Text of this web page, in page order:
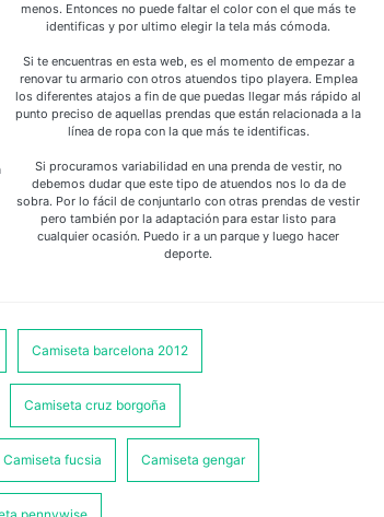
menos. Entonces no puede faltar el color con el que más te
identificas y por ultimo elegir la tela más cómoda.
Si te encuentras en esta web, es el momento de empezar a
renovar tu armario con otros atuendos tipo playera. Emplea
los diferentes atajos a fin de que puedas llegar más rápido al
punto preciso de aquellas prendas que están relacionada a la
línea de ropa con la que más te identificas.
Si procuramos variabilidad en una prenda de vestir, no
debemos dudar que este tipo de atuendos nos lo da de
sobra. Por lo fácil de conjuntarlo con otras prendas de vestir
pero también por la adaptación para estar listo para
cualquier ocasión. Puedo ir a un parque y luego hacer
deporte.
Camiseta barcelona 2012
Camiseta cruz borgoña
Camiseta fucsia Camiseta gengar